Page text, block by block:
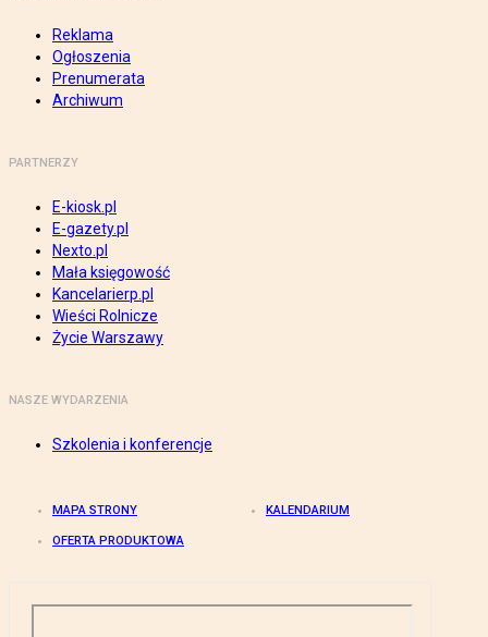
Reklama
Ogłoszenia
Prenumerata
Archiwum
PARTNERZY
E-kiosk.pl
E-gazety.pl
Nexto.pl
Mała księgowość
Kancelarierp.pl
Wieści Rolnicze
Życie Warszawy
NASZE WYDARZENIA
Szkolenia i konferencje
MAPA STRONY KALENDARIUM
OFERTA PRODUKTOWA